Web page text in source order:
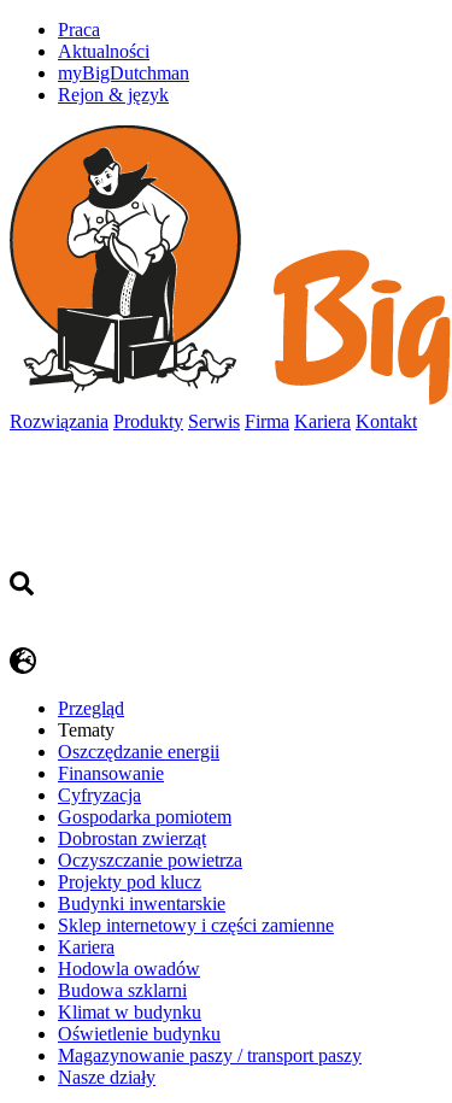
Praca
Aktualności
myBigDutchman
Rejon & język
Rozwiązania Produkty Serwis Firma Kariera Kontakt
Przegląd
Tematy
​Oszczędzanie energii
Finansowanie
Cyfryzacja
Gospodarka pomiotem
Dobrostan zwierząt
Oczyszczanie powietrza
Projekty pod klucz
Budynki inwentarskie
Sklep internetowy i części zamienne
Kariera
Hodowla owadów
Budowa szklarni
Klimat w budynku
Oświetlenie budynku
Magazynowanie paszy / transport paszy
Nasze działy